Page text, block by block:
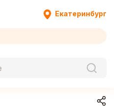
Екатеринбург